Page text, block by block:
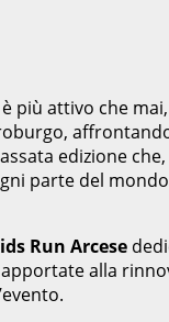
è più attivo che
edizione
parte del
Run Arcese
alla